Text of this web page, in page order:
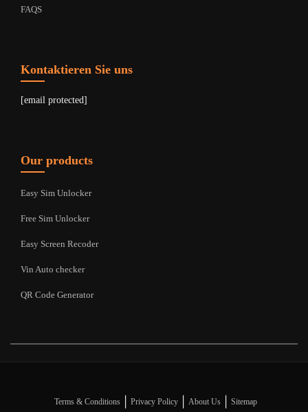
FAQS
Kontaktieren Sie uns
[email protected]
Our products
Easy Sim Unlocker
Free Sim Unlocker
Easy Screen Recoder
Vin Auto checker
QR Code Generator
Terms & Conditions Privacy Policy About Us Sitemap